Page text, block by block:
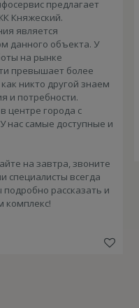
предлагает
Княжеский.
является
данного объекта. У
на рынке
превышает более
никто другой знаем
и потребности.
центре города с
нас самые доступные и
на завтра, звоните
специалисты всегда
подробно рассказать и
комплекс!